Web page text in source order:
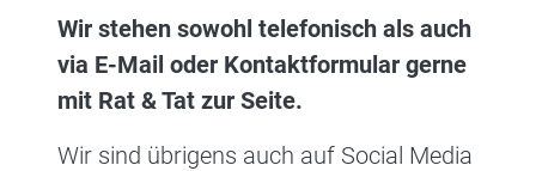
Wir stehen sowohl telefonisch als auch
via E-Mail oder Kontaktformular gerne
mit Rat & Tat zur Seite.
Wir sind übrigens auch auf Social Media